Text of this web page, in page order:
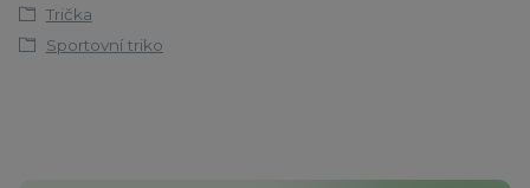
Trička
Sportovní triko